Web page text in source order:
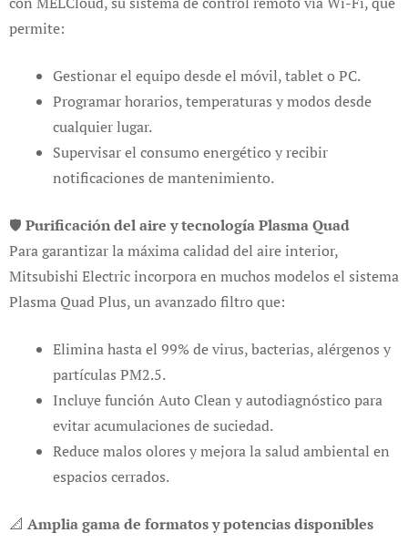
permite:
Gestionar el equipo desde el móvil, tablet o PC.
Programar horarios, temperaturas y modos desde
cualquier lugar.
Supervisar el consumo energético y recibir
notificaciones de mantenimiento.
🛡️ Purificación del aire y tecnología Plasma Quad
Para garantizar la máxima calidad del aire interior,
Mitsubishi Electric incorpora en muchos modelos el sistema
Plasma Quad Plus, un avanzado filtro que:
Elimina hasta el 99% de virus, bacterias, alérgenos y
partículas PM2.5.
Incluye función Auto Clean y autodiagnóstico para
evitar acumulaciones de suciedad.
Reduce malos olores y mejora la salud ambiental en
espacios cerrados.
📐 Amplia gama de formatos y potencias disponibles